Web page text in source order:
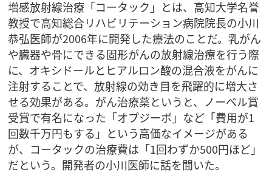
増感放射線治療「コータック」とは、高知大学名誉
教授で高知総合リハビリテーション病院院長の小川
恭弘医師が2006年に開発した療法のことだ。乳がん
や臓器や骨にできる固形がんの放射線治療を行う際
に、オキシドールとヒアルロン酸の混合液をがんに
注射することで、放射線の効き目を飛躍的に増大さ
せる効果がある。がん治療薬というと、ノーベル賞
受賞で有名になった「オプジーボ」など「費用が1
回数千万円もする」という高価なイメージがある
が、コータックの治療費は「1回わずか500円ほど」
だという。開発者の小川医師に話を聞いた。